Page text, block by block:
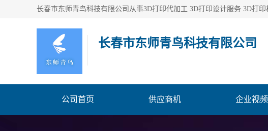
长春市东师青鸟科技有限公司
公司首页 供应商机 企业视频